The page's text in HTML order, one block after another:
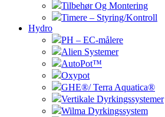
Tilbehør Og Montering
Timere – Styring/Kontroll
Hydro
PH – EC-målere
Alien Systemer
AutoPot™
Oxypot
GHE®/ Terra Aquatica®
Vertikale Dyrkingssystemer
Wilma Dyrkingssystem